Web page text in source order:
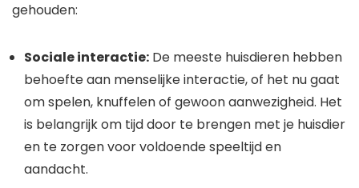
gehouden:
Sociale interactie: De meeste huisdieren hebben
behoefte aan menselijke interactie, of het nu gaat
om spelen, knuffelen of gewoon aanwezigheid. Het
is belangrijk om tijd door te brengen met je huisdier
en te zorgen voor voldoende speeltijd en
aandacht.